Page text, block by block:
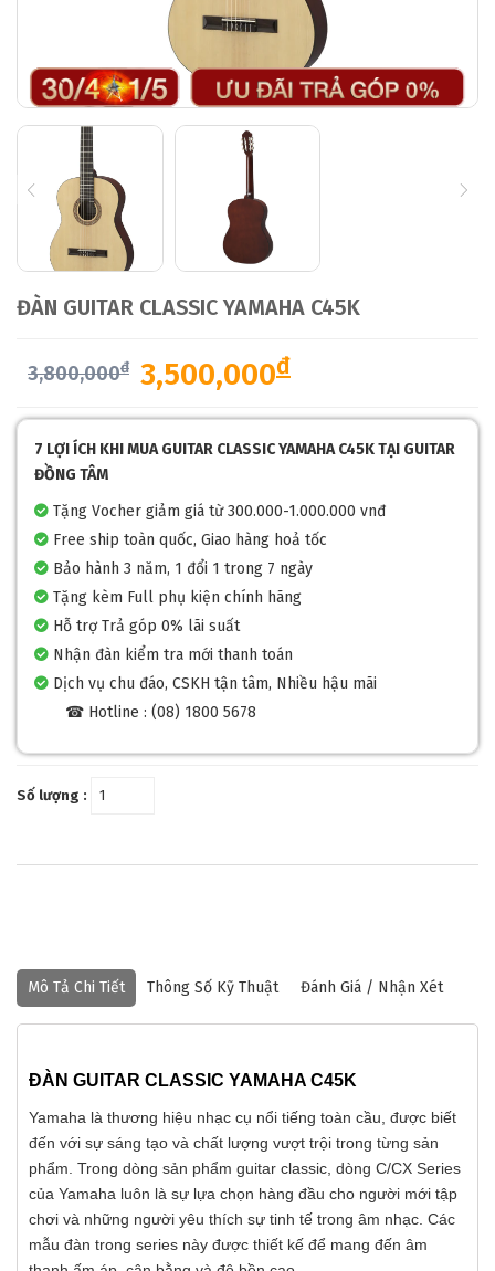
ĐÀN GUITAR CLASSIC YAMAHA C45K
3,800,000đ 3,500,000đ
7 LỢI ÍCH KHI MUA GUITAR CLASSIC YAMAHA C45K TẠI GUITAR
ĐỒNG TÂM
Tặng Vocher giảm giá từ 300.000-1.000.000 vnđ
Free ship toàn quốc, Giao hàng hoả tốc
Bảo hành 3 năm, 1 đổi 1 trong 7 ngày
Tặng kèm Full phụ kiện chính hãng
Hỗ trợ Trả góp 0% lãi suất
Nhận đàn kiểm tra mới thanh toán
Dịch vụ chu đáo, CSKH tận tâm, Nhiều hậu mãi
☎ Hotline : (08) 1800 5678
Số lượng :
Mô Tả Chi Tiết Thông Số Kỹ Thuật Đánh Giá / Nhận Xét
ĐÀN GUITAR CLASSIC YAMAHA C45K
Yamaha là thương hiệu nhạc cụ nổi tiếng toàn cầu, được biết
đến với sự sáng tạo và chất lượng vượt trội trong từng sản
phẩm. Trong dòng sản phẩm guitar classic, dòng C/CX Series
của Yamaha luôn là sự lựa chọn hàng đầu cho người mới tập
chơi và những người yêu thích sự tinh tế trong âm nhạc. Các
mẫu đàn trong series này được thiết kế để mang đến âm